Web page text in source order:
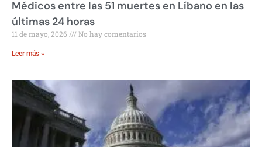
Médicos entre las 51 muertes en Líbano en las
últimas 24 horas
11 de mayo, 2026 No hay comentarios
Leer más »